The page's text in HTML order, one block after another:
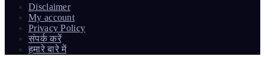
Disclaimer
My account
Privacy Policy
संपर्क करें
हमारे बारे में